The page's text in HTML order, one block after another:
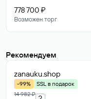
778 700 ₽
Возможен торг
Рекомендуем
zanauku.shop
-99%
SSL в подарок
14 982 ₽